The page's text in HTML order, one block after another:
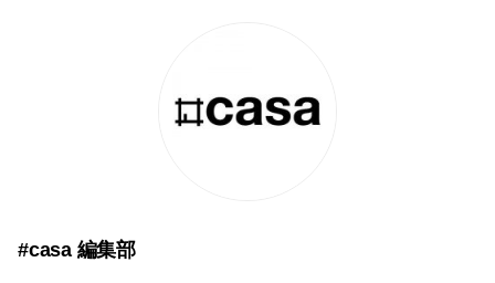
#casa 編集部